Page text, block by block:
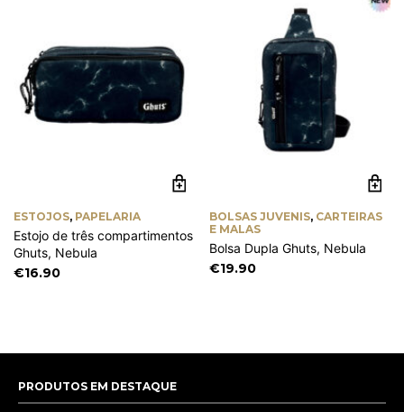
ESTOJOS, PAPELARIA
Estojo de três compartimentos
Ghuts, Nebula
€16.90
BOLSAS JUVENIS, CARTEIRAS
E MALAS
Bolsa Dupla Ghuts, Nebula
€19.90
PRODUTOS EM DESTAQUE